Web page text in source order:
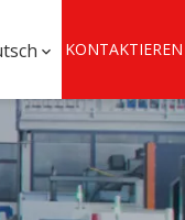
KONTAKTIEREN
SIE UNS